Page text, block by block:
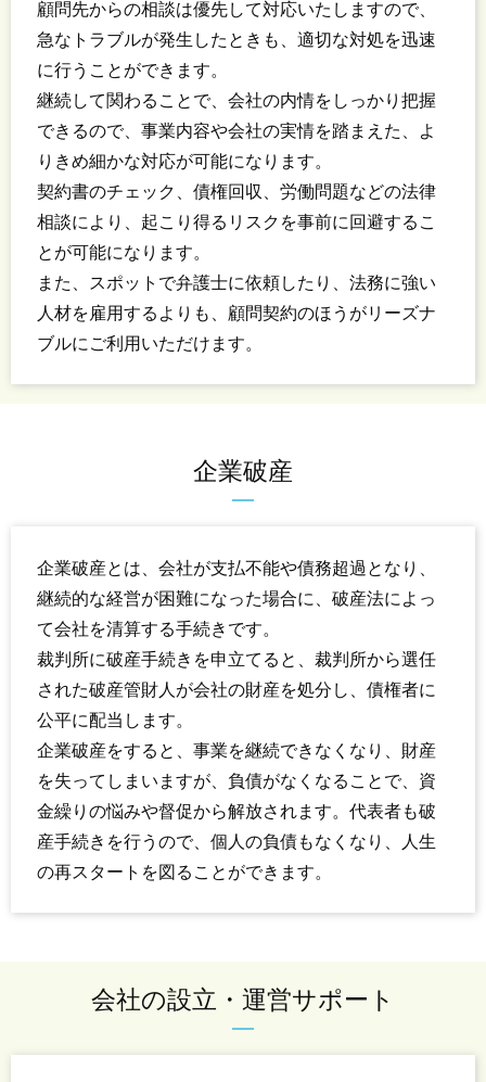
顧問先からの相談は優先して対応いたしますので、
急なトラブルが発生したときも、適切な対処を迅速
に行うことができます。
継続して関わることで、会社の内情をしっかり把握
できるので、事業内容や会社の実情を踏まえた、よ
りきめ細かな対応が可能になります。
契約書のチェック、債権回収、労働問題などの法律
相談により、起こり得るリスクを事前に回避するこ
とが可能になります。
また、スポットで弁護士に依頼したり、法務に強い
人材を雇用するよりも、顧問契約のほうがリーズナ
ブルにご利用いただけます。
企業破産
企業破産とは、会社が支払不能や債務超過となり、
継続的な経営が困難になった場合に、破産法によっ
て会社を清算する手続きです。
裁判所に破産手続きを申立てると、裁判所から選任
された破産管財人が会社の財産を処分し、債権者に
公平に配当します。
企業破産をすると、事業を継続できなくなり、財産
を失ってしまいますが、負債がなくなることで、資
金繰りの悩みや督促から解放されます。代表者も破
産手続きを行うので、個人の負債もなくなり、人生
の再スタートを図ることができます。
会社の設立・運営サポート